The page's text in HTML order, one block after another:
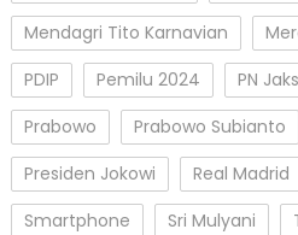
Mendagri Tito Karnavian
PDIP
Pemilu 2024 PN
Prabowo
Prabowo Subianto
Presiden Jokowi
Real Madrid
Smartphone
Sri Mulyani